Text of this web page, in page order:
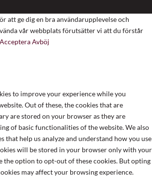
att ge dig en bra användarupplevelse och
vår webbplats förutsätter vi att du förstår
AccepteraAvböj
to improve your experience while you
Out of these, the cookies that are
are stored on your browser as they are
of basic functionalities of the website. We also
that help us analyze and understand how you use
will be stored in your browser only with your
the option to opt-out of these cookies. But opting
may affect your browsing experience.